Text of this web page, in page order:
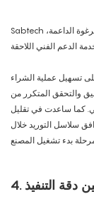
Sabtech سلسلة التوريد الداعمة التي تغطي توريد المعدات، ومواد الرغوة الداعمة،
تسهيل عملية الشراء
والتحقق المتكرر من
كما ساعدت في تقليل
سلاسل التوريد خلال
دقة التنفيذ